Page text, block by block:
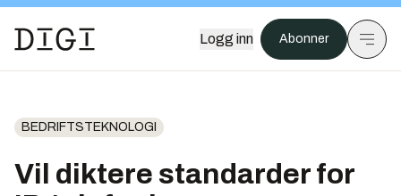
Logg inn Abonner
BEDRIFTSTEKNOLOGI
Vil diktere standarder for